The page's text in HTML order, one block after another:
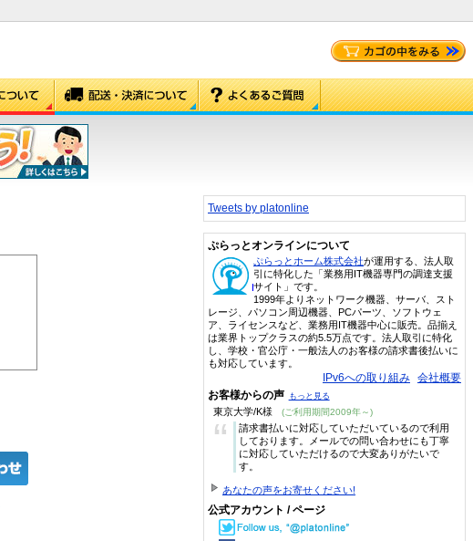
Tweets by platonline
ぷらっとオンラインについて
ぷらっとホーム株式会社が運用する、法人取
引に特化した「業務用IT機器専門の調達支援
サイト」です。
1999年よりネットワーク機器、サーバ、スト
レージ、パソコン周辺機器、PCパーツ、ソフトウェ
ア、ライセンスなど、業務用IT機器中心に販売。品揃え
は業界トップクラスの約5.5万点です。法人取引に特化
し、学校・官公庁・一般法人のお客様の請求書後払いに
も対応しています。
IPv6への取り組み 会社概要
お客様からの声 もっと見る
東京大学/K様 (ご利用期間2009年～)
“
請求書払いに対応していただいているので利用
しております。メールでの問い合わせにも丁寧
に対応していただけるので大変ありがたいで
す。
あなたの声をお寄せください!
公式アカウント / ページ